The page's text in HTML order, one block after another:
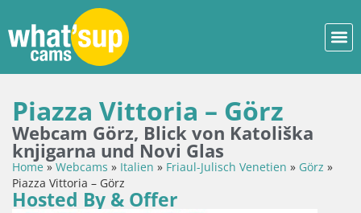
Piazza Vittoria – Görz
Webcam Görz, Blick von Katoliška
knjigarna und Novi Glas
Home »Webcams » Italien » Friaul-Julisch Venetien » Görz »
Piazza Vittoria – Görz
Hosted By & Offer